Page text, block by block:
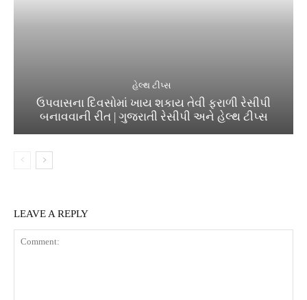
હેલ્થ ટીપ્સ
ઉપવાસના દિવસોમાં ખાય શકાય તેવી ફરાળી રેસીપી
બનાવવાની રીત | ગુજરાતી રેસીપી અને હેલ્થ ટીપ્સ
LEAVE A REPLY